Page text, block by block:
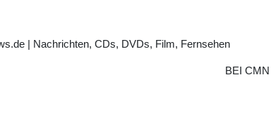
| Nachrichten, CDs, DVDs, Film, Fernsehen
BEI